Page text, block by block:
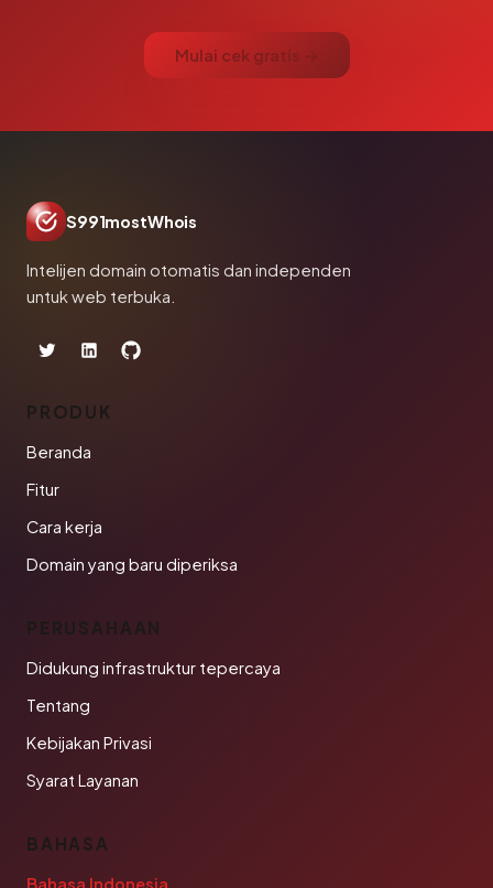
Mulai cek gratis →
S991mostWhois
Intelijen domain otomatis dan independen
untuk web terbuka.
PRODUK
Beranda
Fitur
Cara kerja
Domain yang baru diperiksa
PERUSAHAAN
Didukung infrastruktur tepercaya
Tentang
Kebijakan Privasi
Syarat Layanan
BAHASA
Bahasa Indonesia